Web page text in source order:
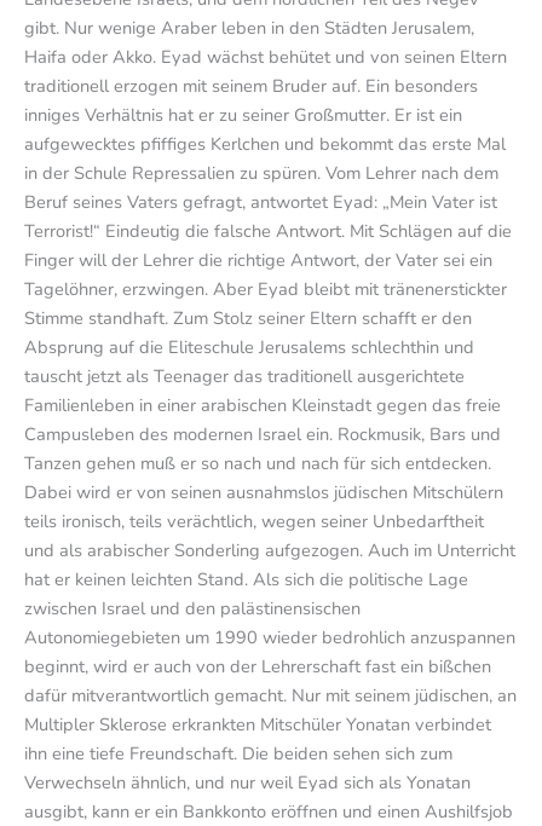
gibt. Nur wenige Araber leben in den Städten Jerusalem,
Haifa oder Akko. Eyad wächst behütet und von seinen Eltern
traditionell erzogen mit seinem Bruder auf. Ein besonders
inniges Verhältnis hat er zu seiner Großmutter. Er ist ein
aufgewecktes pfiffiges Kerlchen und bekommt das erste Mal
in der Schule Repressalien zu spüren. Vom Lehrer nach dem
Beruf seines Vaters gefragt, antwortet Eyad: „Mein Vater ist
Terrorist!“ Eindeutig die falsche Antwort. Mit Schlägen auf die
Finger will der Lehrer die richtige Antwort, der Vater sei ein
Tagelöhner, erzwingen. Aber Eyad bleibt mit tränenerstickter
Stimme standhaft. Zum Stolz seiner Eltern schafft er den
Absprung auf die Eliteschule Jerusalems schlechthin und
tauscht jetzt als Teenager das traditionell ausgerichtete
Familienleben in einer arabischen Kleinstadt gegen das freie
Campusleben des modernen Israel ein. Rockmusik, Bars und
Tanzen gehen muß er so nach und nach für sich entdecken.
Dabei wird er von seinen ausnahmslos jüdischen Mitschülern
teils ironisch, teils verächtlich, wegen seiner Unbedarftheit
und als arabischer Sonderling aufgezogen. Auch im Unterricht
hat er keinen leichten Stand. Als sich die politische Lage
zwischen Israel und den palästinensischen
Autonomiegebieten um 1990 wieder bedrohlich anzuspannen
beginnt, wird er auch von der Lehrerschaft fast ein bißchen
dafür mitverantwortlich gemacht. Nur mit seinem jüdischen, an
Multipler Sklerose erkrankten Mitschüler Yonatan verbindet
ihn eine tiefe Freundschaft. Die beiden sehen sich zum
Verwechseln ähnlich, und nur weil Eyad sich als Yonatan
ausgibt, kann er ein Bankkonto eröffnen und einen Aushilfsjob